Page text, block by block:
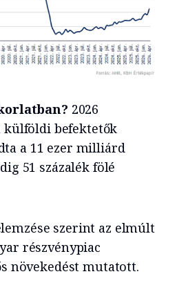
2026
külföldi befektetők
a 11 ezer milliárd
51 százalék fölé
szerint az elmúlt
részvénypiac
növekedést mutatott.